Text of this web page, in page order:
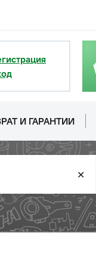
И ГАРАНТИИ
✕